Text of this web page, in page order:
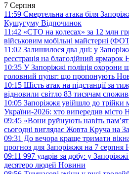
7 Серпня
11:59 Смертельна атака біля
Кушугуму Відпочинок
11:42 «СТО на колесах» за 12 млн
військовим мобільні майстерні
11:02 Залишилося два дні: у
реєстрація на благодійний ярмарок
10:35 У Запоріжжі поліція охорони
головний пульт: що пропонують
10:15 Шість атак на підстанції за
відновили світло 83 тисячам
10:05 Запоріжжя увійшло до трійки
України-2026: хто випередив місто
09:45 «Вони руйнують навіть
сьогодні виглядає Жовта Круча на
09:31 До вечора краще тримати
прогноз для Запоріжжя на 7 серпня
09:11 997 ударів за добу: у
десятеро людей Новини